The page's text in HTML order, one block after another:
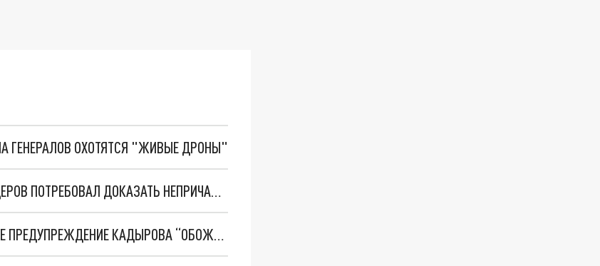
ГЕНЕРАЛОВ ОХОТЯТСЯ "ЖИВЫЕ ДРОНЫ"
В ЕС НЕ ПОВЕРИЛИ ПОСТАНОВКЕ В БУЧЕ. ОДИН ИЗ ЛИДЕРОВ ПОТРЕБОВАЛ ДОКАЗАТЬ НЕПРИЧАСТНОСТЬ КИЕВА
"РОССИЯ НЕ БУДЕТ ПОКОРНО НАБЛЮДАТЬ!”: ЖЁСТКОЕ ПРЕДУПРЕЖДЕНИЕ КАДЫРОВА “ОБОЖАТЕЛЯМ ФАШИЗМА”